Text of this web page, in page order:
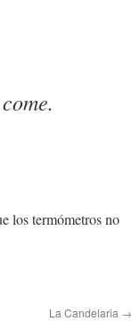
los termómetros no
La Candelaria →